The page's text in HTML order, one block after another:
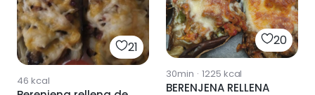
21
46 kcal
20
30min · 1225 kcal
BERENJENA RELLENA